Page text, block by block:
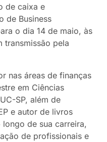
de caixa e
de Business
o dia 14 de maio, às
transmissão pela
nas áreas de finanças
em Ciências
SP, além de
e autor de livros
de sua carreira,
de profissionais e